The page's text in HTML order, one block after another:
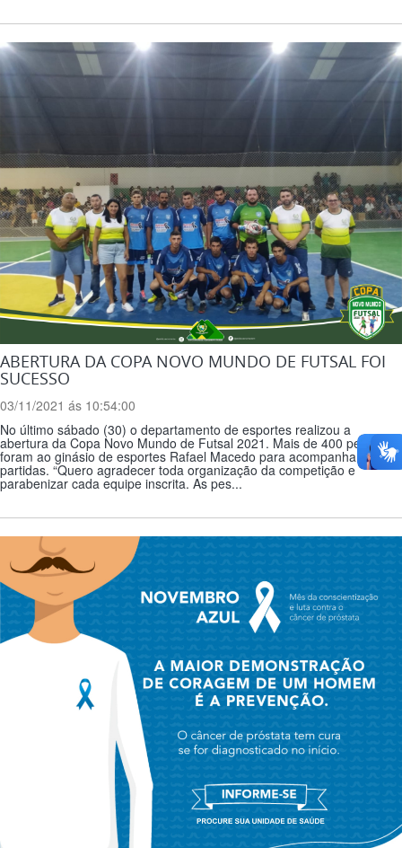
ABERTURA DA COPA NOVO MUNDO DE FUTSAL FOI
SUCESSO
03/11/2021 ás 10:54:00
No último sábado (30) o departamento de esportes realizou a
abertura da Copa Novo Mundo de Futsal 2021. Mais de 400 pessoas
foram ao ginásio de esportes Rafael Macedo para acompanhar as
partidas. “Quero agradecer toda organização da competição e
parabenizar cada equipe inscrita. As pes...